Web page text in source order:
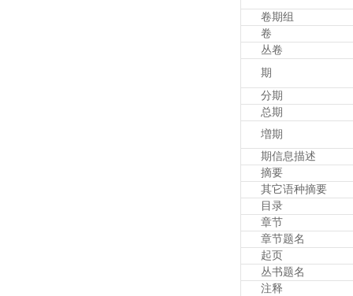
卷期组
卷
丛卷
期
分期
总期
増期
期信息描述
摘要
其它语种摘要
目录
章节
章节题名
起页
丛书题名
注释